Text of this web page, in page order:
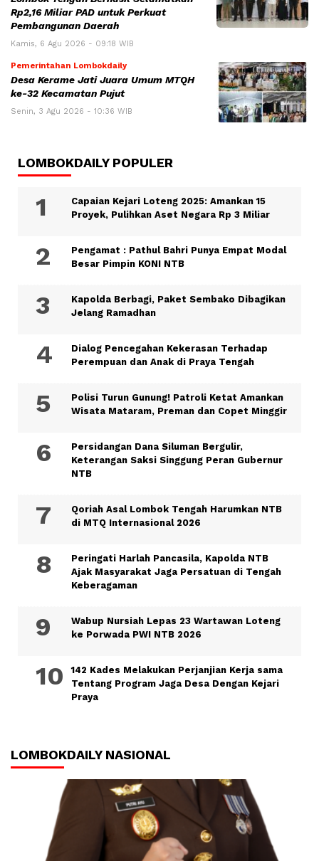
Rp2,16 Miliar PAD untuk Perkuat
Pembangunan Daerah
Kamis, 6 Agu 2026 - 09:18 WIB
Pemerintahan Lombokdaily
Desa Kerame Jati Juara Umum MTQH
ke-32 Kecamatan Pujut
Senin, 3 Agu 2026 - 10:36 WIB
LOMBOKDAILY POPULER
Capaian Kejari Loteng 2025: Amankan 15
Proyek, Pulihkan Aset Negara Rp 3 Miliar
Pengamat : Pathul Bahri Punya Empat Modal
Besar Pimpin KONI NTB
Kapolda Berbagi, Paket Sembako Dibagikan
Jelang Ramadhan
Dialog Pencegahan Kekerasan Terhadap
Perempuan dan Anak di Praya Tengah
Polisi Turun Gunung! Patroli Ketat Amankan
Wisata Mataram, Preman dan Copet Minggir
Persidangan Dana Siluman Bergulir,
Keterangan Saksi Singgung Peran Gubernur
NTB
Qoriah Asal Lombok Tengah Harumkan NTB
di MTQ Internasional 2026
Peringati Harlah Pancasila, Kapolda NTB
Ajak Masyarakat Jaga Persatuan di Tengah
Keberagaman
Wabup Nursiah Lepas 23 Wartawan Loteng
ke Porwada PWI NTB 2026
142 Kades Melakukan Perjanjian Kerja sama
Tentang Program Jaga Desa Dengan Kejari
Praya
LOMBOKDAILY NASIONAL